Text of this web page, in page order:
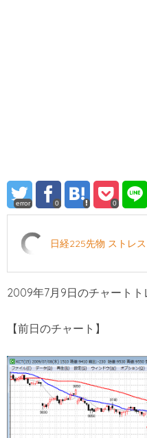
error 0 0
日経225先物 ストレ
2009年7月9日のチャートト
【前日のチャート】